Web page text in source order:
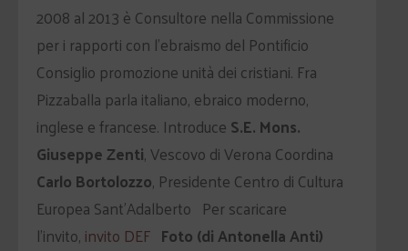
2008 al 2013 è Consultore nella Commissione
per i rapporti con l’ebraismo del Pontificio
Consiglio promozione unità dei cristiani. Fra
Pizzaballa parla italiano, ebraico moderno,
inglese e francese. Introduce S.E. Mons.
Giuseppe Zenti, Vescovo di Verona Coordina
Carlo Bortolozzo, Presidente Centro di Cultura
Europea Sant’Adalberto Per scaricare
l’invito, invito DEF Foto (di Antonella Anti)